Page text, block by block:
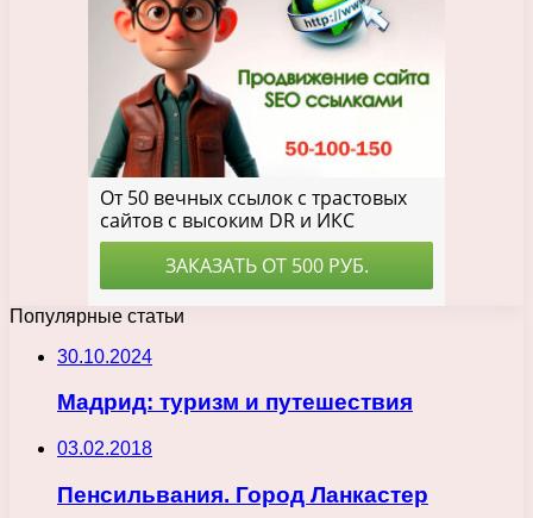
Популярные статьи
30.10.2024
Мадрид: туризм и путешествия
03.02.2018
Пенсильвания. Город Ланкастер